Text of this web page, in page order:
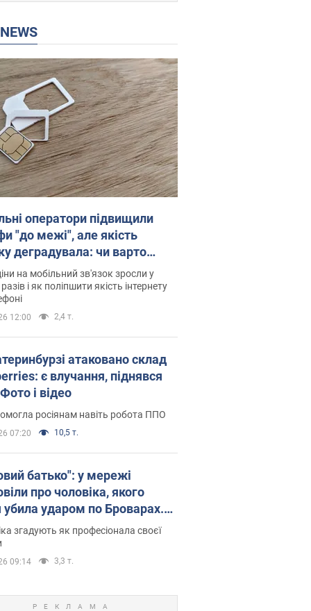
NEWS
оператори підвищили
"до межі", але якість
деградувала: чи варто
на ціни
на мобільний зв'язок зросли у
і як поліпшити якість інтернету
12:00 2,4 т.
атаковано склад
є влучання, піднявся
і відео
росіянам навіть робота ППО
07:20 10,5 т.
батько": у мережі
про чоловіка, якого
убила ударом по Броварах.
згадують як професіонала своєї
09:14 3,3 т.